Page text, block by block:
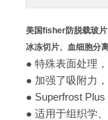
美国fisher防脱载玻片
冰冻切片、血细胞分
● 特殊表面处理
● 加强了吸附力
● Superfrost
● 适用于组织学